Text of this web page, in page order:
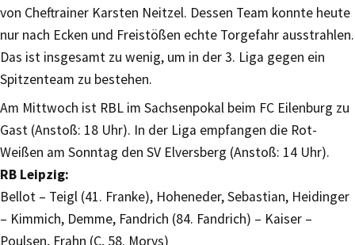
von Cheftrainer Karsten Neitzel. Dessen Team konnte heute
nur nach Ecken und Freistößen echte Torgefahr ausstrahlen.
Das ist insgesamt zu wenig, um in der 3. Liga gegen ein
Spitzenteam zu bestehen.
Am Mittwoch ist RBL im Sachsenpokal beim FC Eilenburg zu
Gast (Anstoß: 18 Uhr). In der Liga empfangen die Rot-
Weißen am Sonntag den SV Elversberg (Anstoß: 14 Uhr).
RB Leipzig:
Bellot – Teigl (41. Franke), Hoheneder, Sebastian, Heidinger
– Kimmich, Demme, Fandrich (84. Fandrich) – Kaiser –
Poulsen, Frahn (C, 58. Morys)